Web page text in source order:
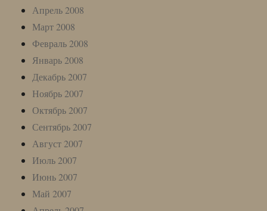
Апрель 2008
Март 2008
Февраль 2008
Январь 2008
Декабрь 2007
Ноябрь 2007
Октябрь 2007
Сентябрь 2007
Август 2007
Июль 2007
Июнь 2007
Май 2007